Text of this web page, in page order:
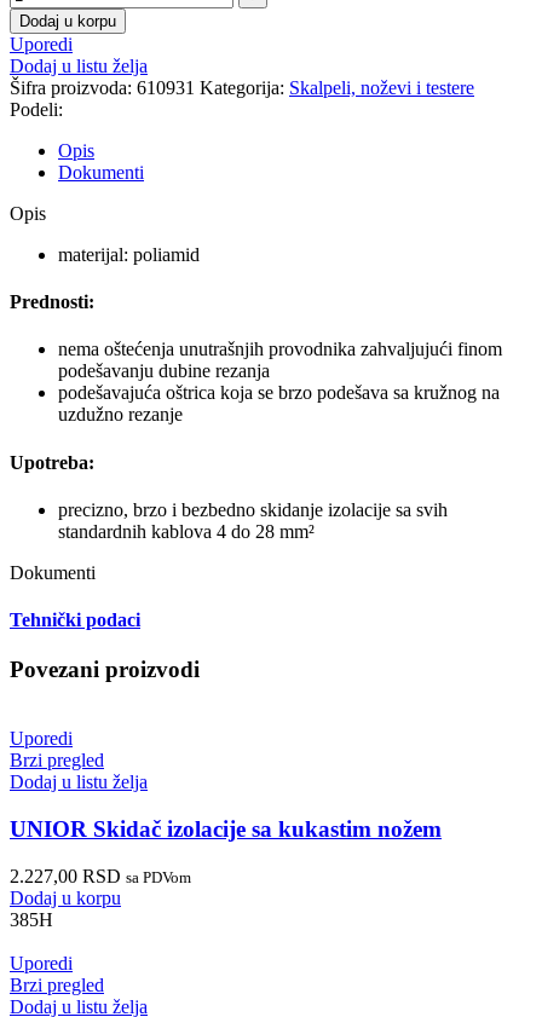
Dodaj u korpu
Uporedi
Dodaj u listu želja
Šifra proizvoda: 610931 Kategorija: Skalpeli, noževi i testere
Podeli:
Opis
Dokumenti
Opis
materijal: poliamid
Prednosti:
nema oštećenja unutrašnjih provodnika zahvaljujući finom
podešavanju dubine rezanja
podešavajuća oštrica koja se brzo podešava sa kružnog na
uzdužno rezanje
Upotreba:
precizno, brzo i bezbedno skidanje izolacije sa svih
standardnih kablova 4 do 28 mm²
Dokumenti
Tehnički podaci
Povezani proizvodi
Uporedi
Brzi pregled
Dodaj u listu želja
UNIOR Skidač izolacije sa kukastim nožem
2.227,00 RSD sa PDVom
Dodaj u korpu
385H
Uporedi
Brzi pregled
Dodaj u listu želja